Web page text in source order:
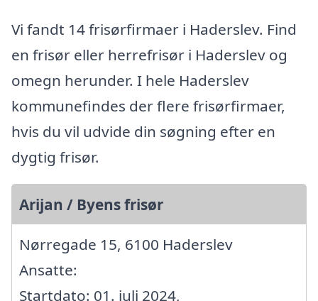
Vi fandt 14 frisørfirmaer i Haderslev. Find
en frisør eller herrefrisør i Haderslev og
omegn herunder. I hele Haderslev
kommunefindes der flere frisørfirmaer,
hvis du vil udvide din søgning efter en
dygtig frisør.
Arijan / Byens frisør
Nørregade 15, 6100 Haderslev
Ansatte:
Startdato: 01. juli 2024,